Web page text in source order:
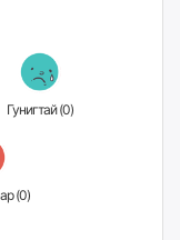
Гунигтай (0)
Үзэн ядмаар (0)